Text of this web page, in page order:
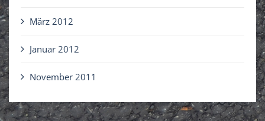
März 2012
Januar 2012
November 2011